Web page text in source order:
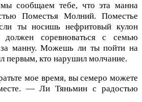
сообщаем тебе, что эта манна
Поместья Молний. Поместье
ты носишь нефритовый кулон
соревноваться с семью
манну. Можешь ли ты пойти на
кто нарушил молчание.
мое время, вы семеро можете
— Ли Тяньмин с радостью